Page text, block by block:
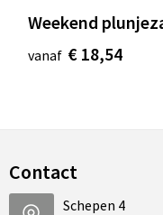
Weekend
vanaf € 18,54
Contact
Schepen 4